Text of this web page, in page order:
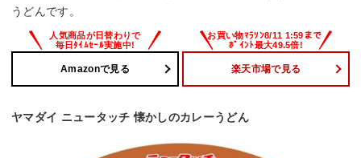
うどんです。
Amazonで見る 楽天市場で見る
ヤマダイ ニュータッチ 懐かしのカレーうどん